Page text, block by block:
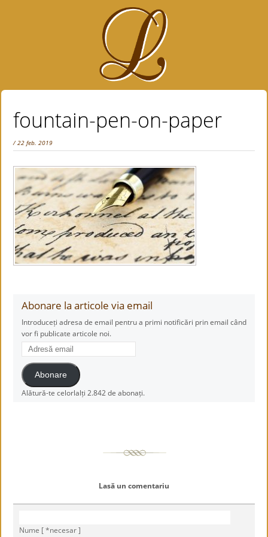
fountain-pen-on-paper
/ 22 feb. 2019
Abonare la articole via email
Introduceți adresa de email pentru a primi notificări prin email când
vor fi publicate articole noi.
Adresă
email
Abonare
Alătură-te celorlalți 2.842 de abonați.
Lasă un comentariu
Nume [ *necesar ]